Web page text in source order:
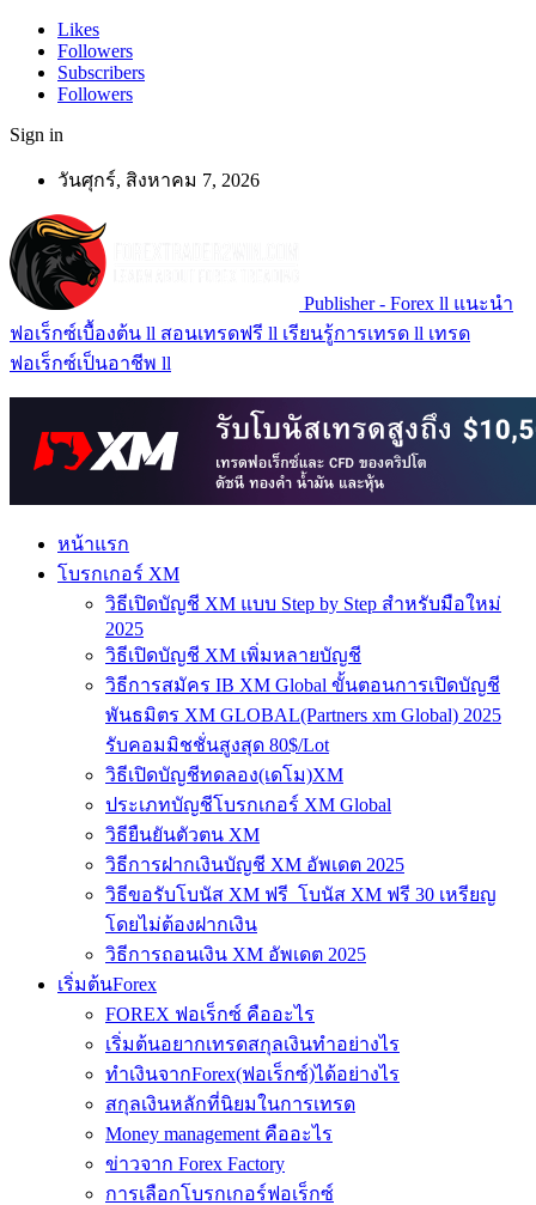
Likes
Followers
Subscribers
Followers
Sign in
วันศุกร์, สิงหาคม 7, 2026
Publisher - Forex ll แนะนำ
ฟอเร็กซ์เบื้องต้น ll สอนเทรดฟรี ll เรียนรู้การเทรด ll เทรด
ฟอเร็กซ์เป็นอาชีพ ll
หน้าแรก
โบรกเกอร์ XM
วิธีเปิดบัญชี XM แบบ Step by Step สำหรับมือใหม่
2025
วิธีเปิดบัญชี XM เพิ่มหลายบัญชี
วิธีการสมัคร IB XM Global ขั้นตอนการเปิดบัญชี
พันธมิตร XM GLOBAL(Partners xm Global) 2025
รับคอมมิชชั่นสูงสุด 80$/Lot
วิธีเปิดบัญชีทดลอง(เดโม)XM
ประเภทบัญชีโบรกเกอร์ XM Global
วิธียืนยันตัวตน XM
วิธีการฝากเงินบัญชี XM อัพเดต 2025
วิธีขอรับโบนัส XM ฟรี โบนัส XM ฟรี 30 เหรียญ
โดยไม่ต้องฝากเงิน
วิธีการถอนเงิน XM อัพเดต 2025
เริ่มต้นForex
FOREX ฟอเร็กซ์ คืออะไร
เริ่มต้นอยากเทรดสกุลเงินทำอย่างไร
ทำเงินจากForex(ฟอเร็กซ์)ได้อย่างไร
สกุลเงินหลักที่นิยมในการเทรด
Money management คืออะไร
ข่าวจาก Forex Factory
การเลือกโบรกเกอร์ฟอเร็กซ์